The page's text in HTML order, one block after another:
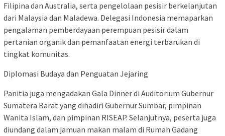
Filipina dan Australia, serta pengelolaan pesisir berkelanjutan
dari Malaysia dan Maladewa. Delegasi Indonesia memaparkan
pengalaman pemberdayaan perempuan pesisir dalam
pertanian organik dan pemanfaatan energi terbarukan di
tingkat komunitas.
Diplomasi Budaya dan Penguatan Jejaring
Panitia juga mengadakan Gala Dinner di Auditorium Gubernur
Sumatera Barat yang dihadiri Gubernur Sumbar, pimpinan
Wanita Islam, dan pimpinan RISEAP. Selanjutnya, peserta juga
diundang dalam jamuan makan malam di Rumah Gadang